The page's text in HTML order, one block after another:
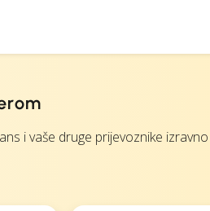
i vaše druge prijevoznike